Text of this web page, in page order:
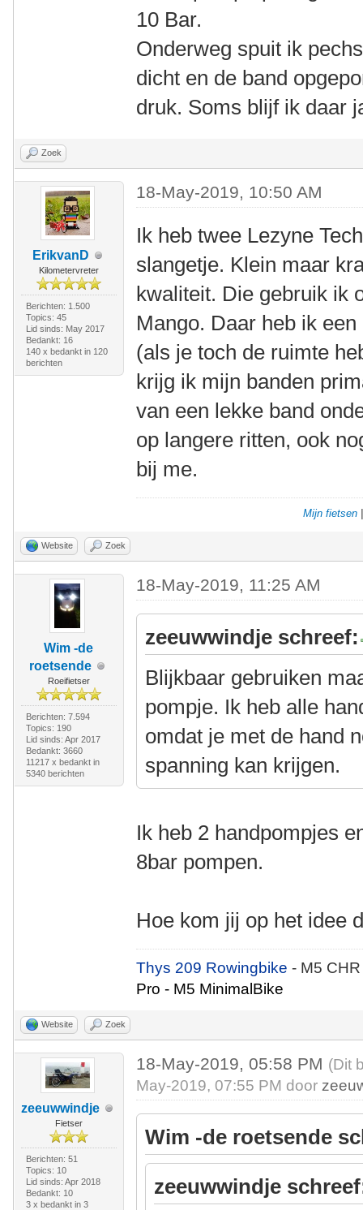
10 Bar.
Onderweg spuit ik
dicht en de band
druk. Soms blijf ik daar
Zoek
ErikvanD
Kilometervreter
Berichten: 1.500
Topics: 45
Lid sinds: May 2017
Bedankt: 16
140 x bedankt in 120
berichten
18-May-2019, 10:50 AM
Ik heb twee Lezyne
slangetje. Klein maar
kwaliteit. Die gebruik ik
Mango. Daar heb ik
(als je toch de ruimte
krijg ik mijn banden
van een lekke band
op langere ritten, ook
bij me.
Mijn fietsen
Website Zoek
Wim -de
roetsende
Roeifietser
Berichten: 7.594
Topics: 190
Lid sinds: Apr 2017
Bedankt: 3660
11217 x bedankt in
5340 berichten
18-May-2019, 11:25 AM
zeeuwwindje schreef:
Blijkbaar gebruiken
pompje. Ik heb alle
omdat je met de hand
spanning kan krijgen.
Ik heb 2 handpompjes
8bar pompen.
Hoe kom jij op het idee
Thys 209 Rowingbike- M5
Pro - M5 MinimalBike
Website Zoek
zeeuwwindje
Fietser
Berichten: 51
Topics: 10
Lid sinds: Apr 2018
Bedankt: 10
3 x bedankt in 3
18-May-2019, 05:58 PM (Dit
May-2019, 07:55 PM door
Wim -de roetsende
zeeuwwindje